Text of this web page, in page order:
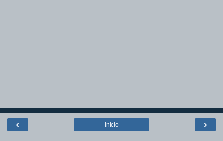
‹ ›
Inicio